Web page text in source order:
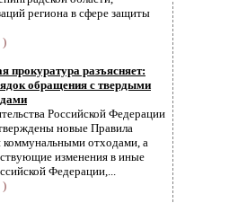
региона в сфере защиты
)
прокуратура разъясняет:
обращения с твердыми
Российской Федерации
новые Правила
отходами, а
изменения в иные
Федерации,...
)